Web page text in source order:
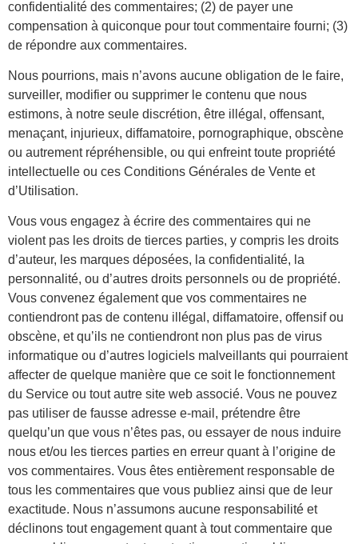
confidentialité des commentaires; (2) de payer une
compensation à quiconque pour tout commentaire fourni; (3)
de répondre aux commentaires.
Nous pourrions, mais n’avons aucune obligation de le faire,
surveiller, modifier ou supprimer le contenu que nous
estimons, à notre seule discrétion, être illégal, offensant,
menaçant, injurieux, diffamatoire, pornographique, obscène
ou autrement répréhensible, ou qui enfreint toute propriété
intellectuelle ou ces Conditions Générales de Vente et
d’Utilisation.
Vous vous engagez à écrire des commentaires qui ne
violent pas les droits de tierces parties, y compris les droits
d’auteur, les marques déposées, la confidentialité, la
personnalité, ou d’autres droits personnels ou de propriété.
Vous convenez également que vos commentaires ne
contiendront pas de contenu illégal, diffamatoire, offensif ou
obscène, et qu’ils ne contiendront non plus pas de virus
informatique ou d’autres logiciels malveillants qui pourraient
affecter de quelque manière que ce soit le fonctionnement
du Service ou tout autre site web associé. Vous ne pouvez
pas utiliser de fausse adresse e-mail, prétendre être
quelqu’un que vous n’êtes pas, ou essayer de nous induire
nous et/ou les tierces parties en erreur quant à l’origine de
vos commentaires. Vous êtes entièrement responsable de
tous les commentaires que vous publiez ainsi que de leur
exactitude. Nous n’assumons aucune responsabilité et
déclinons tout engagement quant à tout commentaire que